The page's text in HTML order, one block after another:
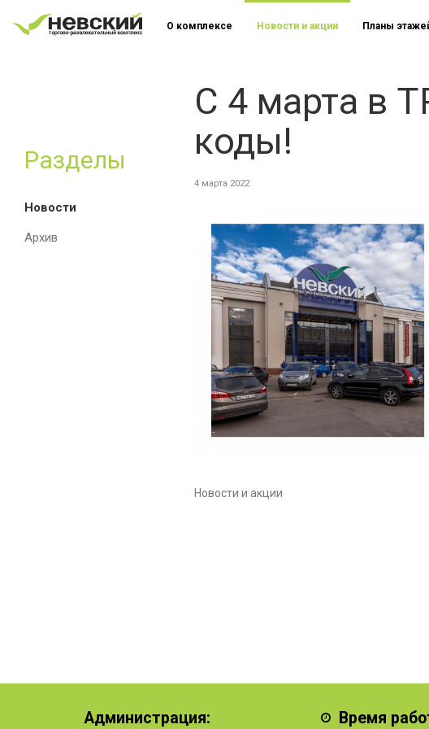
Разделы
Новости
Архив
О комплексе Новости и акции Планы
С 4 марта в
коды!
4 марта 2022
Новости и акции
Администрация: Время